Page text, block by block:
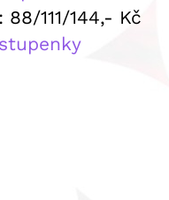
111/144,- Kč